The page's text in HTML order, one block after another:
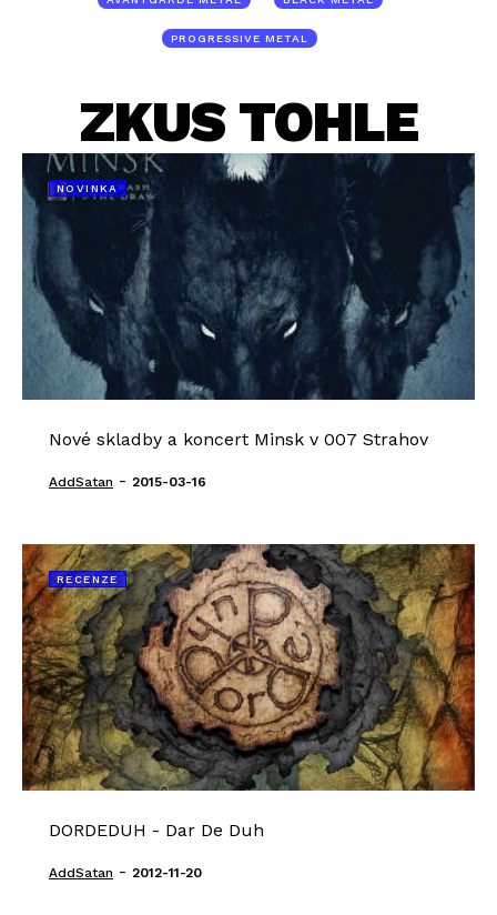
PROGRESSIVE METAL
ZKUS TOHLE
NOVINKA
Nové skladby a koncert Minsk v 007 Strahov
AddSatan - 2015-03-16
RECENZE
DORDEDUH - Dar De Duh
AddSatan - 2012-11-20